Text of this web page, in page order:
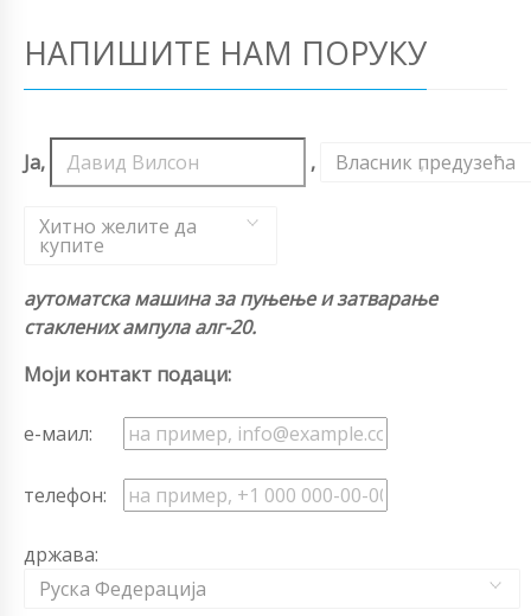
НАПИШИТЕ НАМ ПОРУКУ
Ја, , Власник предузећа
,
Хитно желите да
купите
аутоматска машина за пуњење и затварање
стаклених ампула алг-20.
Моји контакт подаци:
е-маил:
телефон:
држава:
Руска Федерација